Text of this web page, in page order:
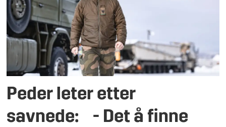
Peder leter etter
savnede: - Det å finne